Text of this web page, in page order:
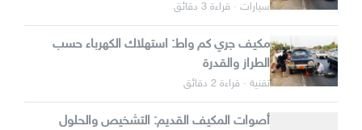
سيارات · قراءة 3 دقائق
مكيف جري كم واط: استهلاك الكهرباء حسب
الطراز والقدرة
تقنية · قراءة 2 دقائق
أصوات المكيف القديم: التشخيص والحلول